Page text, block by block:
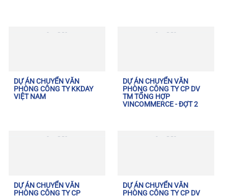
DỰ ÁN CHUYỂN VĂN
PHÒNG CÔNG TY KKDAY
VIỆT NAM
DỰ ÁN CHUYỂN VĂN
PHÒNG CÔNG TY CP DV
TM TỔNG HỢP
VINCOMMERCE - ĐỢT 2
DỰ ÁN CHUYỂN VĂN
PHÒNG CÔNG TY CP
DỰ ÁN CHUYỂN VĂN
PHÒNG CÔNG TY CP DV